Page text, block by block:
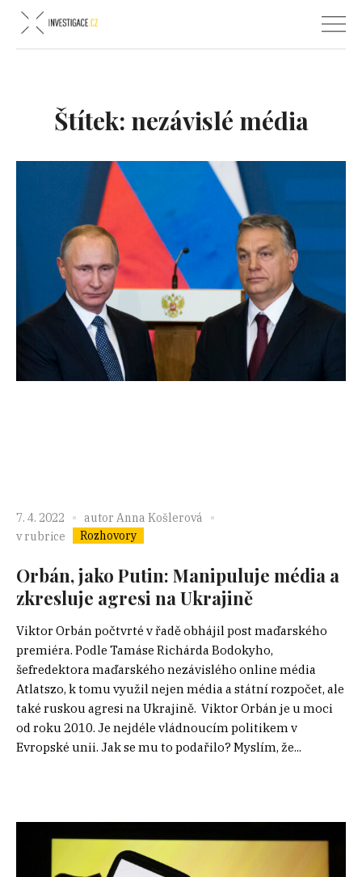
Štítek: nezávislé média
7. 4. 2022 autor Anna Košlerová
v rubrice
Rozhovory
Orbán, jako Putin: Manipuluje média a
zkresluje agresi na Ukrajině
Viktor Orbán počtvrté v řadě obhájil post maďarského
premiéra. Podle Tamáse Richárda Bodokyho,
šefredektora maďarského nezávislého online média
Atlatszo, k tomu využil nejen média a státní rozpočet, ale
také ruskou agresi na Ukrajině. Viktor Orbán je u moci
od roku 2010. Je nejdéle vládnoucím politikem v
Evropské unii. Jak se mu to podařilo? Myslím, že...